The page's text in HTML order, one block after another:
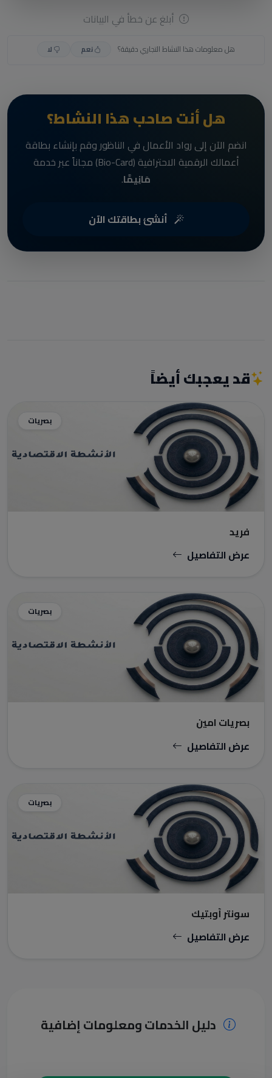
أبلغ عن خطأ في البيانات
هل معلومات هذا النشاط التجاري دقيقة؟ نعم لا
هل أنت صاحب هذا النشاط؟
انضم الآن إلى رواد الأعمال في الناظور وقم بإنشاء بطاقة
أعمالك الرقمية الاحترافية (Bio-Card) مجاناً عبر خدمة
مَانِيمَّا.
أنشئ بطاقتك الآن
قد يعجبك أيضاً
بصريات
فريد
عرض التفاصيل
بصريات
بصريات امين
عرض التفاصيل
بصريات
سونتر أوبتيك
عرض التفاصيل
دليل الخدمات ومعلومات إضافية